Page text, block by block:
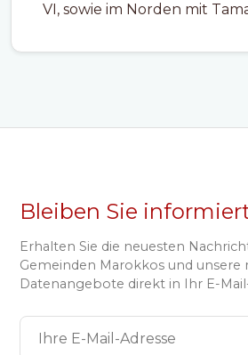
VI, sowie im Norden mit
Bleiben Sie
Erhalten Sie die neuesten
Gemeinden Marokkos und unsere
Datenangebote direkt in Ihr E-